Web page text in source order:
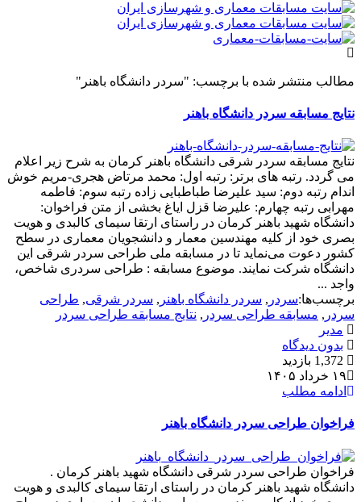
مطالب منتشر شده با برچسب: "سردر دانشگاه باهنر"
نتایج مسابقه سردر دانشگاه باهنر
نتایج مسابقه سردر شرقی دانشگاه باهنر کرمان به شرح زیر اعلام
می گردد. رتبه های برتر: رتبه اول: محمد مرتاض هجری-مریم خوش
اندام رتبه دوم: سید علیرضا طباطبایی زاده رتبه سوم: فاطمه
مهرابی رتبه چهارم: علیرضا قزل ایاغ بخشی از متن فراخوان:
دانشگاه شهید باهنر کرمان در راستای ارتقا سیمای کالبدی و هویت
بصری خود از کلیه مهندسین معمار و دانشجویان معماری در سطح
کشور دعوت می‌نماید تا در مسابقه ملی طراحی سردر شرقی این
دانشگاه شرکت نمایند. موضوع مسابقه : طراحی سردری شاخص،
واجد ...
برچسب‌ها:سردر , سردر دانشگاه باهنر , سردر شرقی, طراحی
سردر , مسابقه طراحی سردر , نتایج مسابقه طراحی سردر
مدیر
بدون دیدگاه
۱۹ خرداد ۱۴۰۵
ادامه مطلب
فراخوان طراحی سردر دانشگاه باهنر
فراخوان طراحی سردر شرقی دانشگاه شهید باهنر کرمان .
دانشگاه شهید باهنر کرمان در راستای ارتقا سیمای کالبدی و هویت